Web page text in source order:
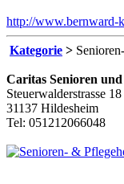
http://www.bernward-
Kategorie >
Caritas Senioren
Steuerwalderstrasse 18
31137 Hildesheim
Tel: 051212066048